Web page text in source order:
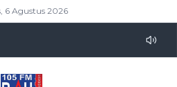
6 Agustus 2026